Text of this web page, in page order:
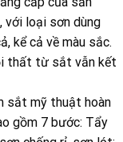
với loại sơn dùng
kể cả về màu sắc.
thất từ sắt vẫn kết
sắt mỹ thuật hoàn
gồm 7 bước: Tẩy